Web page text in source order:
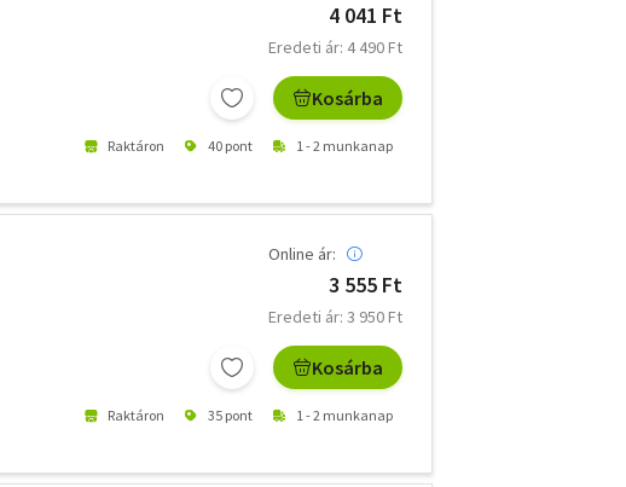
4 041 Ft
Eredeti ár: 4 490 Ft
Kosárba
Raktáron 40 pont 1 - 2 munkanap
Online ár:
3 555 Ft
Eredeti ár: 3 950 Ft
Kosárba
Raktáron 35 pont 1 - 2 munkanap